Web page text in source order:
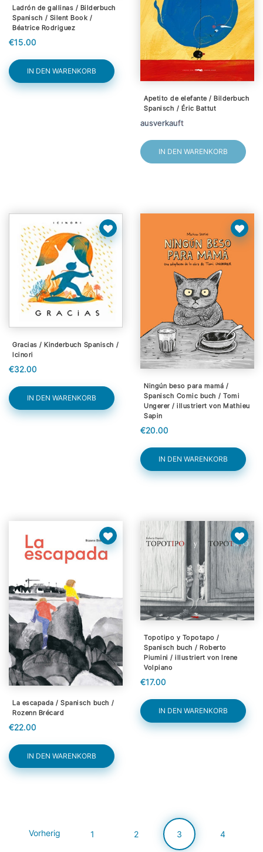
Ladrón de gallinas / Bilderbuch
Spanisch / Silent Book /
Béatrice Rodriguez
€15.00
IN DEN WARENKORB
Apetito de elefante / Bilderbuch
Spanisch / Éric Battut
ausverkauft
IN DEN WARENKORB
Gracias / Kinderbuch Spanisch /
Icinori
€32.00
IN DEN WARENKORB
Ningún beso para mamá /
Spanisch Comic buch / Tomi
Ungerer / illustriert von Mathieu
Sapin
€20.00
IN DEN WARENKORB
La escapada / Spanisch buch /
Rozenn Brécard
€22.00
IN DEN WARENKORB
Topotipo y Topotapo /
Spanisch buch / Roberto
Piumini / illustriert von Irene
Volpiano
€17.00
IN DEN WARENKORB
Vorherig 1 2 3 4